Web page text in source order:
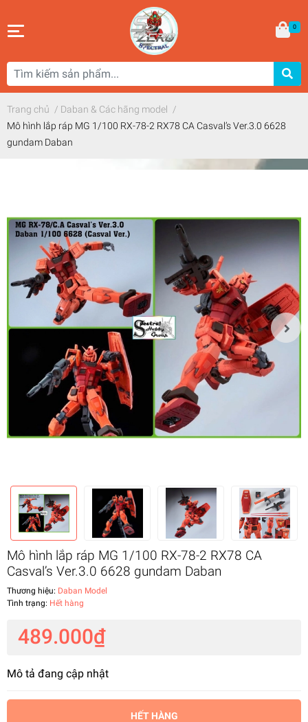
0
Trang chủ / Daban & Các hãng model /
Mô hình lắp ráp MG 1/100 RX-78-2 RX78 CA Casval’s Ver.3.0 6628
gundam Daban
Mô hình lắp ráp MG 1/100 RX-78-2 RX78 CA
Casval’s Ver.3.0 6628 gundam Daban
Thương hiệu: Daban Model
Tình trạng: Hết hàng
489.000₫
Mô tả đang cập nhật
HẾT HÀNG